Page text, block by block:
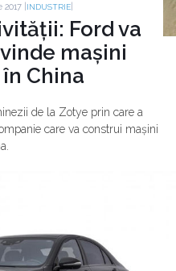
| INDUSTRIE
Ford va
mașini
China
de la Zotye prin care a
care va construi mașini